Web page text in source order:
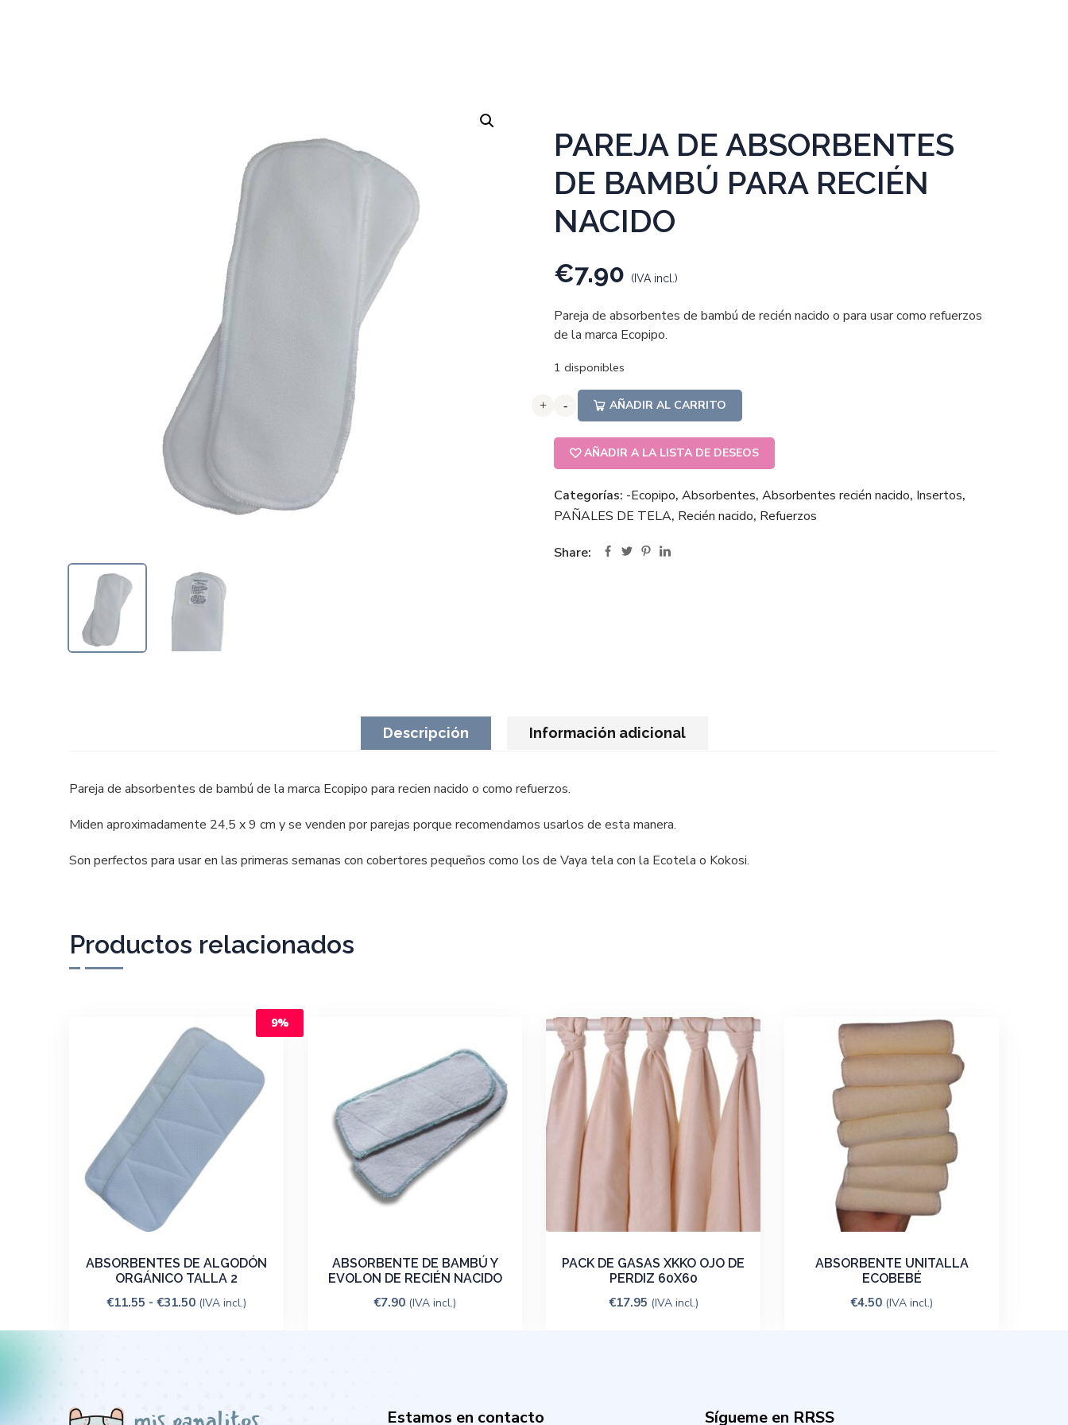
PAREJA DE ABSORBENTES
DE BAMBÚ PARA RECIÉN
NACIDO
€7.90 (IVA incl.)
Pareja de absorbentes de bambú de recién nacido o para usar como refuerzos
de la marca Ecopipo.
1 disponibles
-
+ -
+ -
+ AÑADIR AL CARRITO
AÑADIR A LA LISTA DE DESEOS
Categorías: -Ecopipo, Absorbentes, Absorbentes recién nacido, Insertos,
PAÑALES DE TELA, Recién nacido, Refuerzos
Share:
Descripción Información adicional
Pareja de absorbentes de bambú de la marca Ecopipo para recien nacido o como refuerzos.
Miden aproximadamente 24,5 x 9 cm y se venden por parejas porque recomendamos usarlos de esta manera.
Son perfectos para usar en las primeras semanas con cobertores pequeños como los de Vaya tela con la Ecotela o Kokosi.
Productos relacionados
9%
ABSORBENTES DE ALGODÓN
ORGÁNICO TALLA 2
€11.55 - €31.50 (IVA incl.)
ABSORBENTE DE BAMBÚ Y
EVOLON DE RECIÉN NACIDO
€7.90 (IVA incl.)
PACK DE GASAS XKKO OJO DE
PERDIZ 60X60
€17.95 (IVA incl.)
ABSORBENTE UNITALLA
ECOBEBÉ
€4.50 (IVA incl.)
Estamos en contacto Sígueme en RRSS